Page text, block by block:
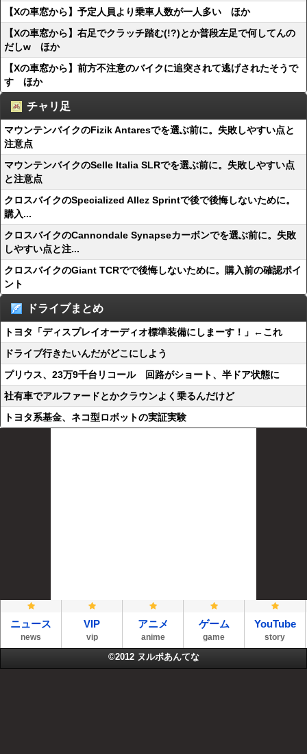
【Xの車窓から】予定人員より乗車人数が一人多い ほか
【Xの車窓から】右足でクラッチ踏む(!?)とか普段左足で何してんの
だしw ほか
【Xの車窓から】前方不注意のバイクに追突されて逃げされたそうで
す ほか
チャリ足
マウンテンバイクのFizik Antaresでを選ぶ前に。失敗しやすい点と
注意点
マウンテンバイクのSelle Italia SLRでを選ぶ前に。失敗しやすい点
と注意点
クロスバイクのSpecialized Allez Sprintで後で後悔しないために。
購入...
クロスバイクのCannondale Synapseカーボンでを選ぶ前に。失敗
しやすい点と注...
クロスバイクのGiant TCRでで後悔しないために。購入前の確認ポイ
ント
ドライブまとめ
トヨタ「ディスプレイオーディオ標準装備にしまーす！」←これ
ドライブ行きたいんだがどこにしよう
プリウス、23万9千台リコール 回路がショート、半ドア状態に
社有車でアルファードとかクラウンよく乗るんだけど
トヨタ系基金、ネコ型ロボットの実証実験
ニュース
news
VIP
vip
アニメ
anime
ゲーム
game
YouTube
story
©2012 ヌルポあんてな